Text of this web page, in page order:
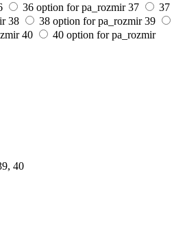
36 option for pa_rozmir 37
37
38 38 option for pa_rozmir 39
40 40 option for pa_rozmir
40